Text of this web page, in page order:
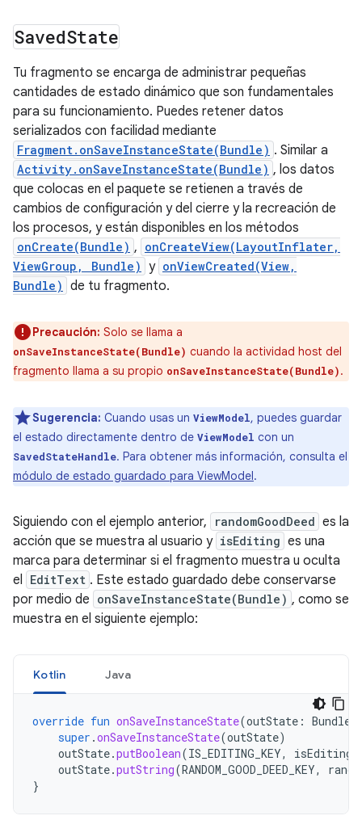
SavedState
Tu fragmento se encarga de administrar pequeñas
cantidades de estado dinámico que son fundamentales
para su funcionamiento. Puedes retener datos
serializados con facilidad mediante
Fragment.onSaveInstanceState(Bundle) . Similar a
Activity.onSaveInstanceState(Bundle) , los datos
que colocas en el paquete se retienen a través de
cambios de configuración y del cierre y la recreación de
los procesos, y están disponibles en los métodos
onCreate(Bundle) , onCreateView(LayoutInflater,
ViewGroup, Bundle) y onViewCreated(View,
Bundle) de tu fragmento.
Precaución: Solo se llama a
onSaveInstanceState(Bundle) cuando la actividad host del
fragmento llama a su propio onSaveInstanceState(Bundle).
Sugerencia: Cuando usas un ViewModel, puedes guardar
el estado directamente dentro de ViewModel con un
SavedStateHandle. Para obtener más información, consulta el
módulo de estado guardado para ViewModel.
Siguiendo con el ejemplo anterior, randomGoodDeed es la
acción que se muestra al usuario y isEditing es una
marca para determinar si el fragmento muestra u oculta
el
EditText . Este estado guardado debe conservarse
por medio de onSaveInstanceState(Bundle) , como se
muestra en el siguiente ejemplo:
Kotlin Java
override fun onSaveInstanceState(outState : Bundle
super .onSaveInstanceState(outState)
outState.putBoolean(IS_EDITING_KEY, isEditing
outState.putString(RANDOM_GOOD_DEED_KEY,
}